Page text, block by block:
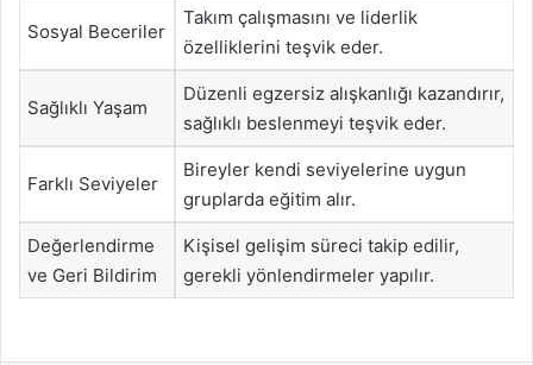
Sosyal Beceriler
Takım çalışmasını ve liderlik
özelliklerini teşvik eder.
Sağlıklı Yaşam
Düzenli egzersiz alışkanlığı kazandırır,
sağlıklı beslenmeyi teşvik eder.
Farklı Seviyeler
Bireyler kendi seviyelerine uygun
gruplarda eğitim alır.
Değerlendirme
ve Geri Bildirim
Kişisel gelişim süreci takip edilir,
gerekli yönlendirmeler yapılır.